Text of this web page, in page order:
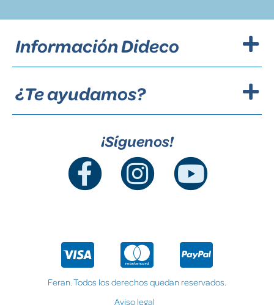
Información Dideco
¿Te ayudamos?
¡Síguenos!
Feran. Todos los derechos quedan reservados.
Aviso legal